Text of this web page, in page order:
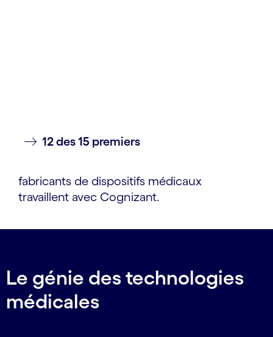
12 des 15 premiers
fabricants de dispositifs médicaux
travaillent avec Cognizant.
Le génie des technologies
médicales